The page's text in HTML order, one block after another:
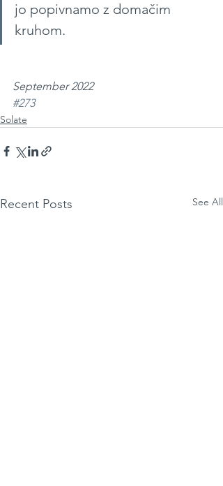
jo popivnamo z domačim
kruhom.
September 2022
#273
Solate
Recent Posts See All